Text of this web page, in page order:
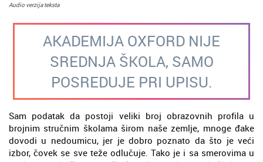
Audio verzija teksta
AKADEMIJA OXFORD NIJE
SREDNJA ŠKOLA, SAMO
POSREDUJE PRI UPISU.
Sam podatak da postoji veliki broj obrazovnih profila u
brojnim stručnim školama širom naše zemlje, mnoge đake
dovodi u nedoumicu, jer je dobro poznato da što je veći
izbor, čovek se sve teže odlučuje. Tako je i sa smerovima u